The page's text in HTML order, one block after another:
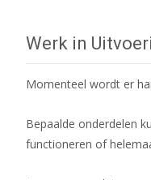
Werk in
Momenteel wordt er
Bepaalde onderdelen
functioneren of